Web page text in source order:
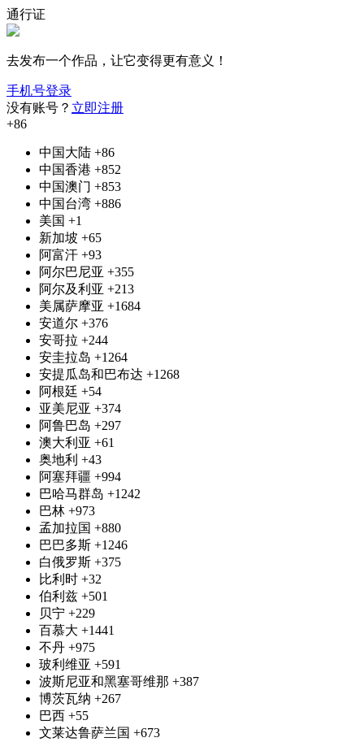
通行证
去发布一个作品，让它变得更有意义！
手机号登录
没有账号？ 立即注册
+86
中国大陆 +86
中国香港 +852
中国澳门 +853
中国台湾 +886
美国 +1
新加坡 +65
阿富汗 +93
阿尔巴尼亚 +355
阿尔及利亚 +213
美属萨摩亚 +1684
安道尔 +376
安哥拉 +244
安圭拉岛 +1264
安提瓜岛和巴布达 +1268
阿根廷 +54
亚美尼亚 +374
阿鲁巴岛 +297
澳大利亚 +61
奥地利 +43
阿塞拜疆 +994
巴哈马群岛 +1242
巴林 +973
孟加拉国 +880
巴巴多斯 +1246
白俄罗斯 +375
比利时 +32
伯利兹 +501
贝宁 +229
百慕大 +1441
不丹 +975
玻利维亚 +591
波斯尼亚和黑塞哥维那 +387
博茨瓦纳 +267
巴西 +55
文莱达鲁萨兰国 +673